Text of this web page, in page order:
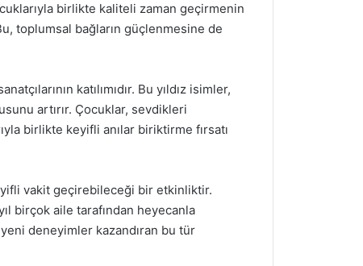
birlikte kaliteli zaman geçirmenin
toplumsal bağların güçlenmesine de
katılımıdır. Bu yıldız isimler,
artırır. Çocuklar, sevdikleri
birlikte keyifli anılar biriktirme fırsatı
vakit geçirebileceği bir etkinliktir.
birçok aile tarafından heyecanla
deneyimler kazandıran bu tür